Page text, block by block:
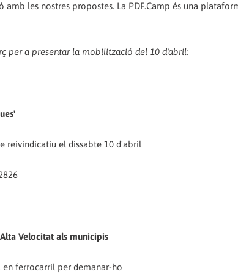
les nostres propostes. La PDF.Camp és una
per a presentar la mobilització del 10 d'abril:
reivindicatiu el dissabte 10 d'abril
Velocitat als municipis
ferrocarril per demanar-ho